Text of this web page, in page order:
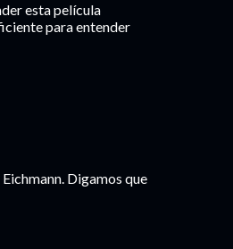
esta película
para entender
Digamos que